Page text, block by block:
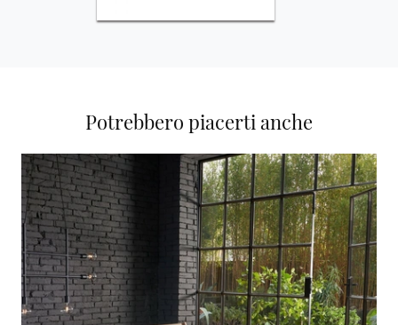
Potrebbero piacerti anche